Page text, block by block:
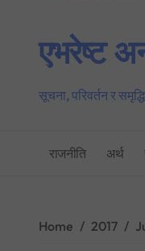
एभरेष्ट
सूचना, परिवर्तन र
राजनीति अर्थ
Home 2017